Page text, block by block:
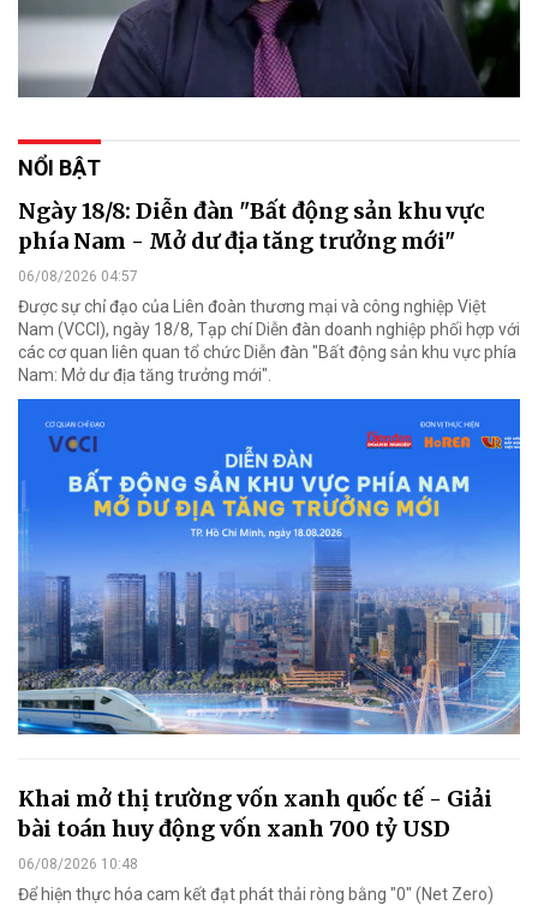
NỔI BẬT
Ngày 18/8: Diễn đàn "Bất động sản khu vực
phía Nam - Mở dư địa tăng trưởng mới"
06/08/2026 04:57
Được sự chỉ đạo của Liên đoàn thương mại và công nghiệp Việt
Nam (VCCI), ngày 18/8, Tạp chí Diễn đàn doanh nghiệp phối hợp với
các cơ quan liên quan tổ chức Diễn đàn "Bất động sản khu vực phía
Nam: Mở dư địa tăng trưởng mới".
Khai mở thị trường vốn xanh quốc tế - Giải
bài toán huy động vốn xanh 700 tỷ USD
06/08/2026 10:48
Để hiện thực hóa cam kết đạt phát thải ròng bằng "0" (Net Zero)